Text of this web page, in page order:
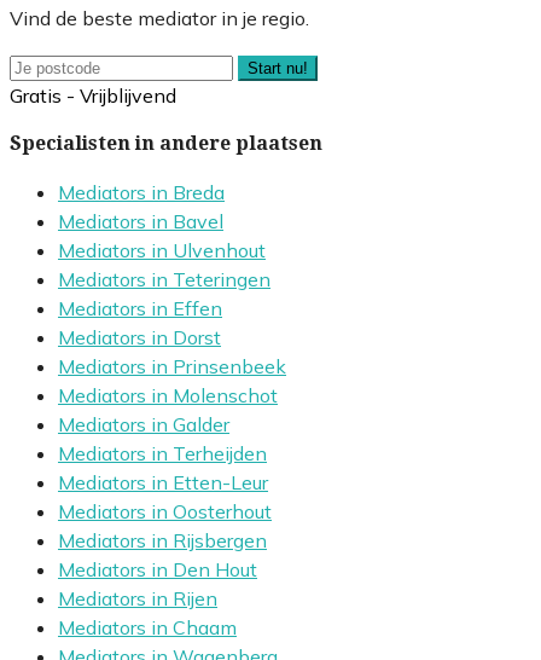
Vind de beste mediator in je regio.
Start nu!
Gratis - Vrijblijvend
Specialisten in andere plaatsen
Mediators in Breda
Mediators in Bavel
Mediators in Ulvenhout
Mediators in Teteringen
Mediators in Effen
Mediators in Dorst
Mediators in Prinsenbeek
Mediators in Molenschot
Mediators in Galder
Mediators in Terheijden
Mediators in Etten-Leur
Mediators in Oosterhout
Mediators in Rijsbergen
Mediators in Den Hout
Mediators in Rijen
Mediators in Chaam